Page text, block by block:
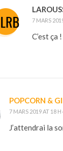
7 MARS
C’est ça
POPCORN &
7 MARS 2019 AT 18 H
J’attendrai la